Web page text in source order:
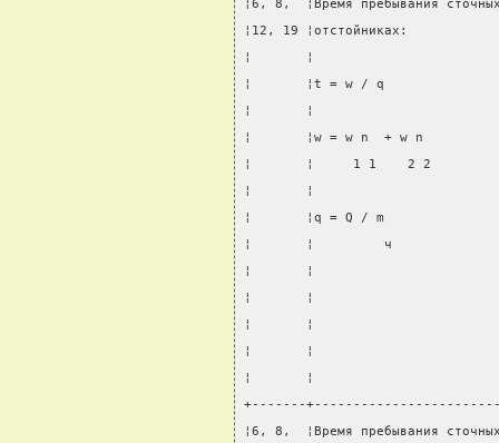
¦6, 8,  ¦Время пребывания
¦12, 19 ¦отстойниках:
¦       ¦
¦       ¦t = w / q
¦       ¦
¦       ¦w = w n  + w n
¦       ¦     1 1    2 2
¦       ¦
¦       ¦q = Q / m
¦       ¦         ч
¦       ¦
¦       ¦
¦       ¦
¦       ¦
¦       ¦
+-------
¦6, 8,  ¦Время пребывания